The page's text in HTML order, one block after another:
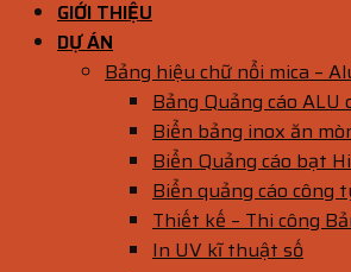
GIỚI THIỆU
DỰ ÁN
Bảng hiệu chữ nổi mica –
Bảng Quảng cáo ALU
Biển bảng inox ăn
Biển Quảng cáo bạt
Biển quảng cáo công
Thiết kế – Thi công
In UV kĩ thuật số